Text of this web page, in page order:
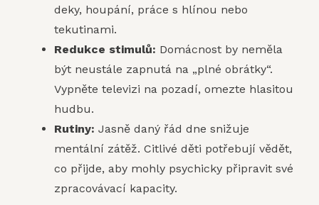
deky, houpání, práce s hlínou nebo
tekutinami.
Redukce stimulů: Domácnost by neměla
být neustále zapnutá na „plné obrátky“.
Vypněte televizi na pozadí, omezte hlasitou
hudbu.
Rutiny: Jasně daný řád dne snižuje
mentální zátěž. Citlivé děti potřebují vědět,
co přijde, aby mohly psychicky připravit své
zpracovávací kapacity.